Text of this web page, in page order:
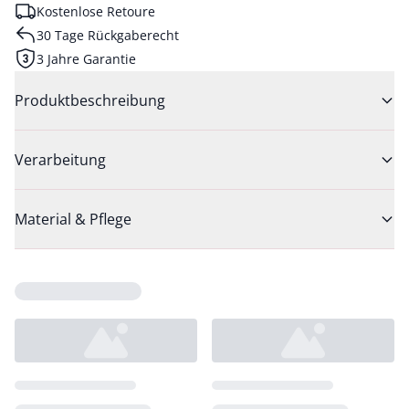
Kostenlose Retoure
30 Tage Rückgaberecht
3 Jahre Garantie
Produktbeschreibung
Verarbeitung
Material & Pflege